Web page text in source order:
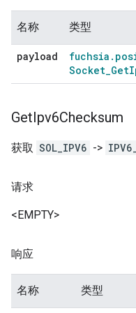
名称 类型
payload fuchsia .
Socket_Get
GetIpv6Checksum
获取 SOL_IPV6 ->
请求
<EMPTY>
响应
名称 类型